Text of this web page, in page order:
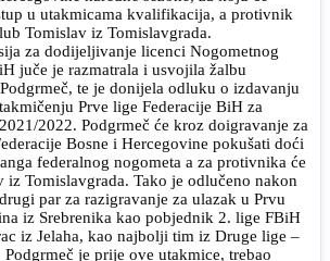
u utakmicama kvalifikacija, a protivnik
Tomislav iz Tomislavgrada.
za dodijeljivanje licenci Nogometnog
juče je razmatrala i usvojila žalbu
te je donijela odluku o izdavanju
Prve lige Federacije BiH za
2022. Podgrmeč će kroz doigravanje za
Bosne i Hercegovine pokušati doći
federalnog nogometa a za protivnika će
Tomislavgrada. Tako je odlučeno nakon
par za razigravanje za ulazak u Prvu
iz Srebrenika kao pobjednik 2. lige FBiH
iz Jelaha, kao najbolji tim iz Druge lige –
Podgrmeč je prije ove utakmice, trebao